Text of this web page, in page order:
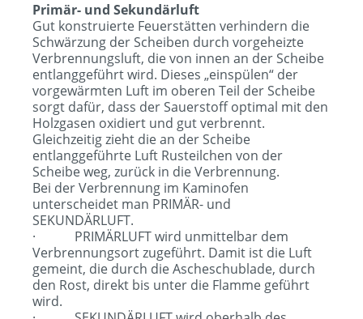
Primär- und Sekundärluft
Gut konstruierte Feuerstätten verhindern die
Schwärzung der Scheiben durch vorgeheizte
Verbrennungsluft, die von innen an der Scheibe
entlanggeführt wird. Dieses „einspülen“ der
vorgewärmten Luft im oberen Teil der Scheibe
sorgt dafür, dass der Sauerstoff optimal mit den
Holzgasen oxidiert und gut verbrennt.
Gleichzeitig zieht die an der Scheibe
entlanggeführte Luft Rusteilchen von der
Scheibe weg, zurück in die Verbrennung.
Bei der Verbrennung im Kaminofen
unterscheidet man PRIMÄR- und
SEKUNDÄRLUFT.
· PRIMÄRLUFT wird unmittelbar dem
Verbrennungsort zugeführt. Damit ist die Luft
gemeint, die durch die Ascheschublade, durch
den Rost, direkt bis unter die Flamme geführt
wird.